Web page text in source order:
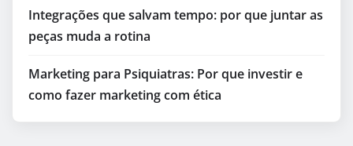
Integrações que salvam tempo: por que juntar as
peças muda a rotina
Marketing para Psiquiatras: Por que investir e
como fazer marketing com ética